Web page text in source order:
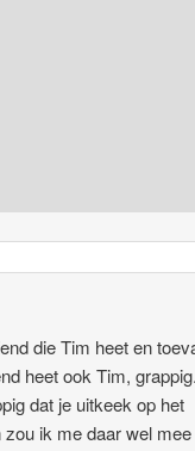
die Tim heet en
heet ook Tim,
dat je uitkeek op het
ik me daar wel mee